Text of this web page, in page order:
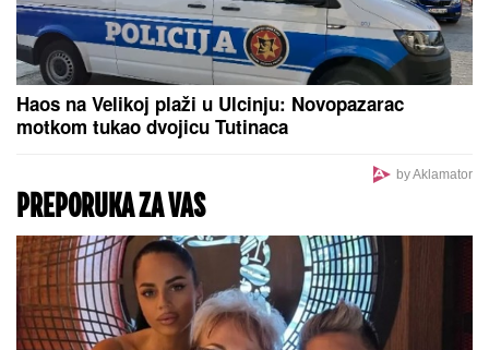
Bura u Danskoj zbog Dajkovića:
Meseršmit nije ustuknuo pred
napadima, Dajković mu poručio -
„Svaki Srbin u Danskoj treba da
prepozna političara poput tebe“